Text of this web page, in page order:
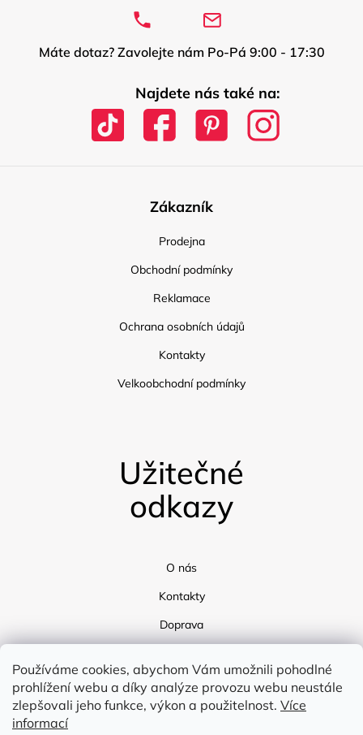
Používáme cookies, abychom Vám umožnili pohodlné
prohlížení webu a díky analýze provozu webu neustále
zlepšovali jeho funkce, výkon a použitelnost. Více
informací
Máte dotaz? Zavolejte nám Po-Pá 9:00 - 17:30
Najdete nás také na:
Zákazník
Prodejna
Obchodní podmínky
Reklamace
Ochrana osobních údajů
Kontakty
Velkoobchodní podmínky
Užitečné
odkazy
O nás
Kontakty
Doprava